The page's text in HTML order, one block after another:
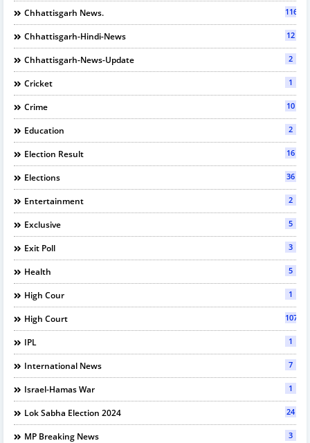
Chhattisgarh News. 116
Chhattisgarh-Hindi-News 12
Chhattisgarh-News-Update 2
Cricket 1
Crime 10
Education 2
Election Result 16
Elections 36
Entertainment 2
Exclusive 5
Exit Poll 3
Health 5
High Cour 1
High Court 107
IPL 1
International News 7
Israel-Hamas War 1
Lok Sabha Election 2024 24
MP Breaking News 3